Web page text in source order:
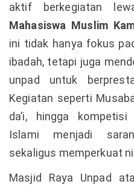
aktif berkegiatan
Mahasiswa Muslim
ini tidak hanya fokus
ibadah, tetapi juga
unpad untuk
Kegiatan seperti
da’i, hingga
Islami menjadi
sekaligus memperkuat
Masjid Raya Unpad